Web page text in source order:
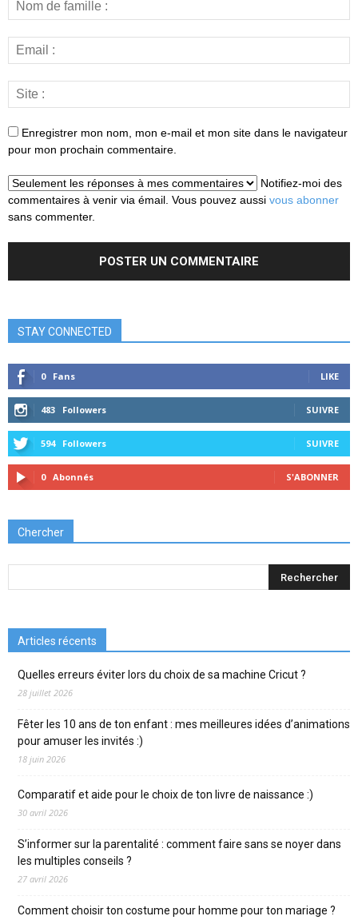
Enregistrer mon nom, mon e-mail et mon site dans le navigateur
pour mon prochain commentaire.
Notifiez-moi des
commentaires à venir via émail. Vous pouvez aussi vous abonner
sans commenter.
STAY CONNECTED
0 Fans LIKE
483 Followers SUIVRE
594 Followers SUIVRE
0 Abonnés S'ABONNER
Chercher
Articles récents
Quelles erreurs éviter lors du choix de sa machine Cricut ?
28 juillet 2026
Fêter les 10 ans de ton enfant : mes meilleures idées d’animations
pour amuser les invités :)
18 juin 2026
Comparatif et aide pour le choix de ton livre de naissance :)
30 avril 2026
S’informer sur la parentalité : comment faire sans se noyer dans
les multiples conseils ?
27 avril 2026
Comment choisir ton costume pour homme pour ton mariage ?